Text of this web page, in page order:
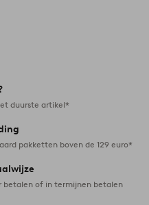
duurste artikel*
pakketten boven de 129 euro*
betalen of in termijnen betalen